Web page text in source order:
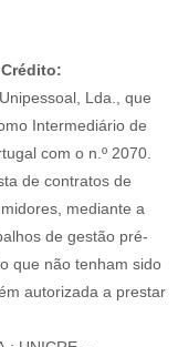
Lda., que
Intermediário de
com o n.º 2070.
de contratos de
mediante a
de gestão pré-
que não tenham sido
autorizada a prestar